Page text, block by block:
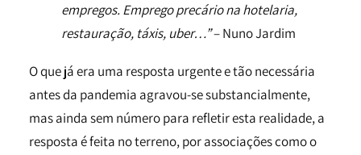
empregos. Emprego precário na hotelaria,
restauração, táxis, uber…”– Nuno Jardim
O que já era uma resposta urgente e tão necessária
antes da pandemia agravou-se substancialmente,
mas ainda sem número para refletir esta realidade, a
resposta é feita no terreno, por associações como o